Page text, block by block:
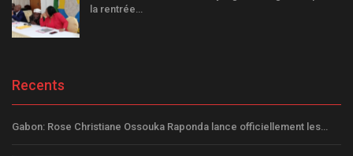
la rentrée…
Recents
Gabon: Rose Christiane Ossouka Raponda lance officiellement les…